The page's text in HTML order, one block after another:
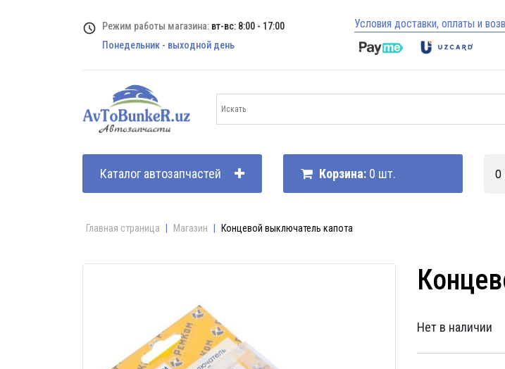
Режим работы магазина: вт-вс: 8:00 - 17:00
Понедельник - выходной день
Условия доставки, оплаты и
Каталог автозапчастей Корзина: 0 шт. О
Главная страница Магазин Концевой выключатель капота
Нет в наличии